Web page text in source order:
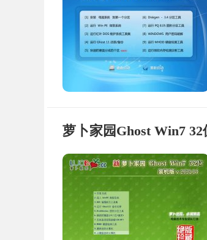
萝卜家园Ghost Win7